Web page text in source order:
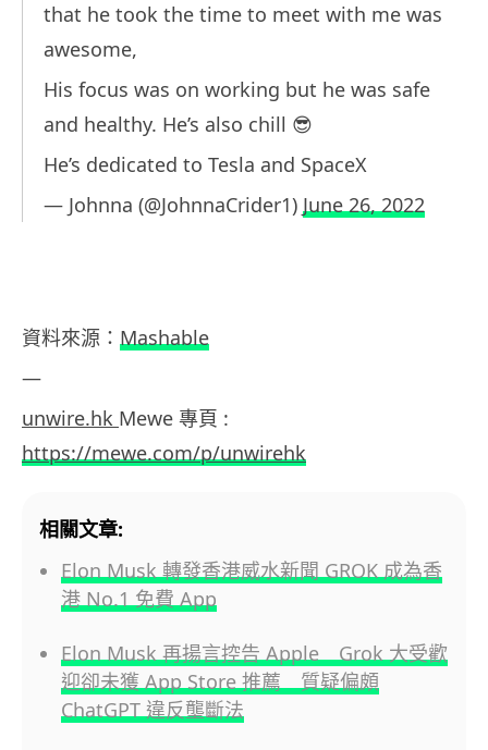
that he took the time to meet with me was
awesome,
His focus was on working but he was safe
and healthy. He’s also chill 😎
He’s dedicated to Tesla and SpaceX
— Johnna (@JohnnaCrider1) June 26, 2022
資料來源： Mashable
—
unwire.hk Mewe 專頁 :
https://mewe.com/p/unwirehk
相關文章:
Elon Musk 轉發香港威水新聞 GROK 成為香
港 No.1 免費 App
Elon Musk 再揚言控告 Apple Grok 大受歡
迎卻未獲 App Store 推薦 質疑偏頗
ChatGPT 違反壟斷法